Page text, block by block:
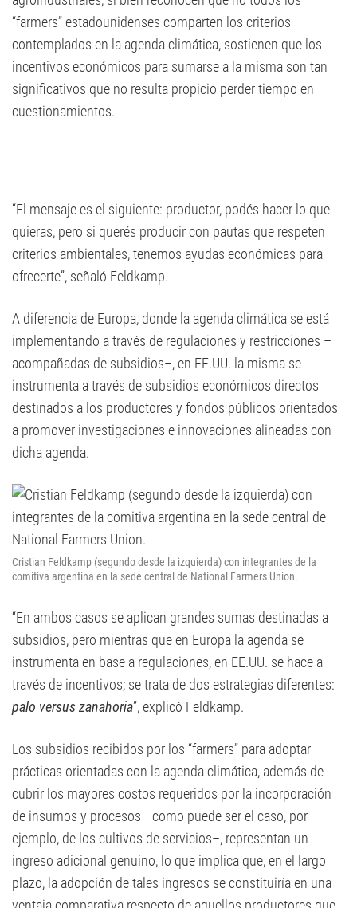
“farmers” estadounidenses comparten los criterios
contemplados en la agenda climática, sostienen que los
incentivos económicos para sumarse a la misma son tan
significativos que no resulta propicio perder tiempo en
cuestionamientos.
“El mensaje es el siguiente: productor, podés hacer lo que
quieras, pero si querés producir con pautas que respeten
criterios ambientales, tenemos ayudas económicas para
ofrecerte”, señaló Feldkamp.
A diferencia de Europa, donde la agenda climática se está
implementando a través de regulaciones y restricciones –
acompañadas de subsidios–, en EE.UU. la misma se
instrumenta a través de subsidios económicos directos
destinados a los productores y fondos públicos orientados
a promover investigaciones e innovaciones alineadas con
dicha agenda.
Cristian Feldkamp (segundo desde la izquierda) con integrantes de la
comitiva argentina en la sede central de National Farmers Union.
“En ambos casos se aplican grandes sumas destinadas a
subsidios, pero mientras que en Europa la agenda se
instrumenta en base a regulaciones, en EE.UU. se hace a
través de incentivos; se trata de dos estrategias diferentes:
palo versus zanahoria”, explicó Feldkamp.
Los subsidios recibidos por los “farmers” para adoptar
prácticas orientadas con la agenda climática, además de
cubrir los mayores costos requeridos por la incorporación
de insumos y procesos –como puede ser el caso, por
ejemplo, de los cultivos de servicios–, representan un
ingreso adicional genuino, lo que implica que, en el largo
plazo, la adopción de tales ingresos se constituiría en una